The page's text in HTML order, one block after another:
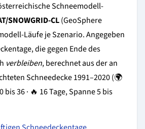
Schneemodell-
SNOWGRID-CL(GeoSphere
Läufe je Szenario. Angegeben
die gegen Ende des
verbleiben, berechnet aus der an
Schneedecke 1991–2020 (🌍
bis 36 · 🔥 16 Tage, Spanne 5 bis